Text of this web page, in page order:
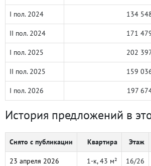
I пол. 2024 134
II пол. 2024 171
I пол. 2025 202
II пол. 2025 159
I пол. 2026 197
История предложений в
Снято с публикации Квартира Этаж
23 апреля 2026 1-к, 43 м² 16/26